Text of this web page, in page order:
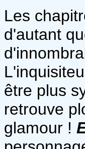
Les
d'autant
être plus
retrouve
glamour !